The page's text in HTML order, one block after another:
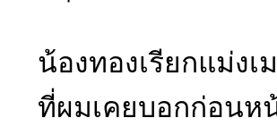
น้องทองเรียกแม่ง
ที่ผมเคยบอกก่อนห